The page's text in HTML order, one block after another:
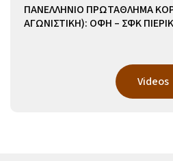
ΠΑΝΕΛΛΗΝΙΟ ΠΡΩΤΑΘΛΗΜΑ
ΑΓΩΝΙΣΤΙΚΗ): ΟΦΗ – ΣΦΚ
Videos